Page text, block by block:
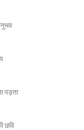
पड़ता
छवि